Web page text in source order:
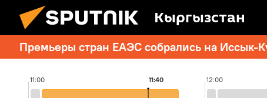
Кыргызстан
Премьеры стран ЕАЭС собрались на Иссык-
11:00 12:00
11:40